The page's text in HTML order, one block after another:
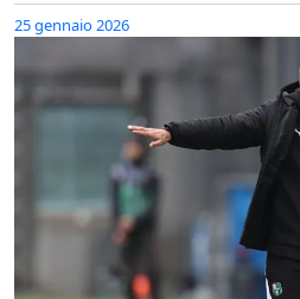
25 gennaio 2026